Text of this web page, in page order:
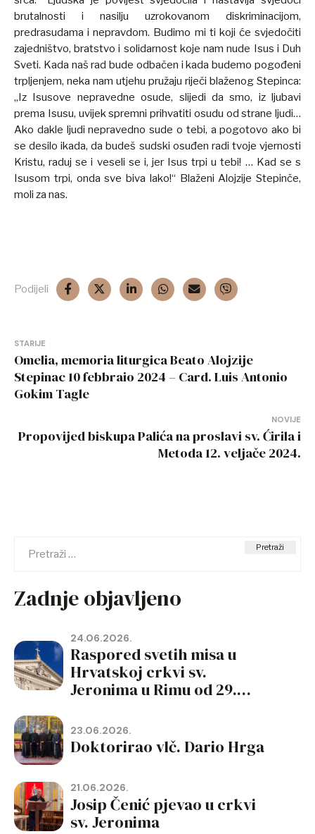
brutalnosti i nasilju uzrokovanom diskriminacijom,
predrasudama i nepravdom. Budimo mi ti koji će svjedočiti
zajedništvo, bratstvo i solidarnost koje nam nude Isus i Duh
Sveti. Kada naš rad bude odbačen i kada budemo pogođeni
trpljenjem, neka nam utjehu pružaju riječi blaženog Stepinca:
„Iz Isusove nepravedne osude, slijedi da smo, iz ljubavi
prema Isusu, uvijek spremni prihvatiti osudu od strane ljudi…
Ako dakle ljudi nepravedno sude o tebi, a pogotovo ako bi
se desilo ikada, da budeš sudski osuđen radi tvoje vjernosti
Kristu, raduj se i veseli se i, jer Isus trpi u tebi! … Kad se s
Isusom trpi, onda sve biva lako!“ Blaženi Alojzije Stepinče,
moli za nas.
Podijeli
Navigacija
objava
STARIJE
Omelia, memoria liturgica Beato Alojzije
Stepinac 10 febbraio 2024 – Card. Luis Antonio
Gokim Tagle
NOVIJE
Propovijed biskupa Palića na proslavi sv. Ćirila i
Metoda 12. veljače 2024.
Zadnje objavljeno
24.06.2026.
Raspored svetih misa u
Hrvatskoj crkvi sv.
Jeronima u Rimu od 29.
23.06.2026.
Doktorirao vlč. Dario Hrga
21.06.2026.
Josip Čenić pjevao u crkvi
sv. Jeronima